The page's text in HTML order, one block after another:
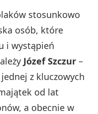
stosunkowo
osób, które
i wystąpień
Józef Szczur –
z kluczowych
od lat
a obecnie w